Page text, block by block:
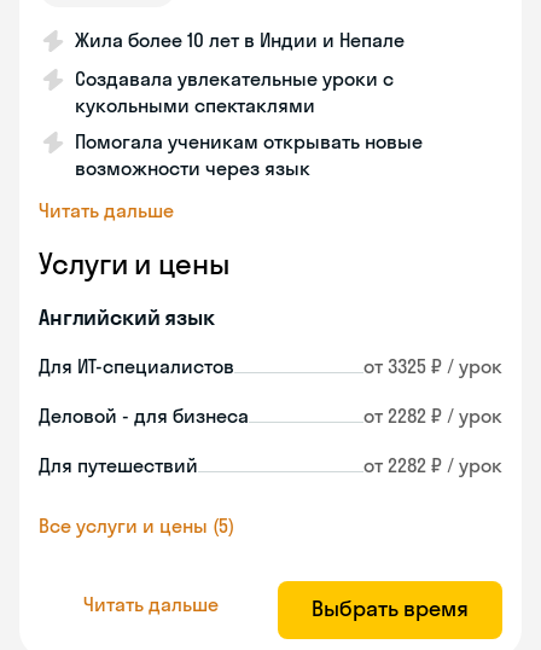
Жила более 10 лет в Индии и Непале
Создавала увлекательные уроки с
кукольными спектаклями
Помогала ученикам открывать новые
возможности через язык
Читать дальше
Услуги и цены
Английский язык
Для ИТ-специалистов от 3325 ₽ / урок
Деловой - для бизнеса от 2282 ₽ / урок
Для путешествий от 2282 ₽ / урок
Все услуги и цены (5)
Читать дальше Выбрать время